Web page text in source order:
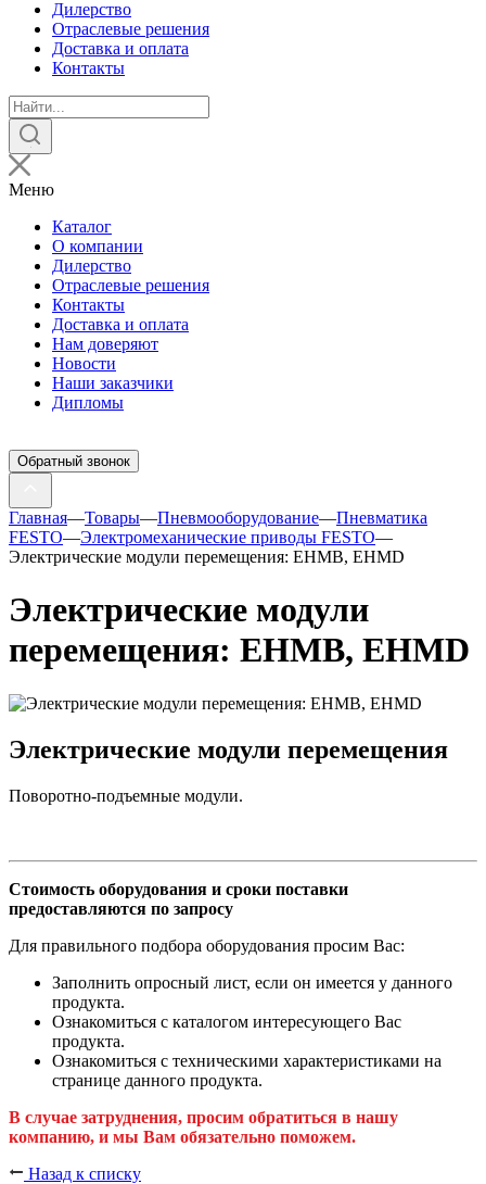
Дилерство
Отраслевые решения
Доставка и оплата
Контакты
Поиск
товаров
Меню
Каталог
О компании
Дилерство
Отраслевые решения
Контакты
Доставка и оплата
Нам доверяют
Новости
Наши заказчики
Дипломы
Обратный звонок
Главная—Товары—Пневмооборудование—Пневматика
FESTO—Электромеханические приводы FESTO—
Электрические модули перемещения: EHMB, EHMD
Электрические модули
перемещения: EHMB, EHMD
Электрические модули перемещения
Поворотно-подъемные модули.
Стоимость оборудования и сроки поставки
предоставляются по запросу
Для правильного подбора оборудования просим Вас:
Заполнить опросный лист, если он имеется у данного
продукта.
Ознакомиться с каталогом интересующего Вас
продукта.
Ознакомиться с техническими характеристиками на
странице данного продукта.
В случае затруднения, просим обратиться в нашу
компанию, и мы Вам обязательно поможем.
Назад к списку